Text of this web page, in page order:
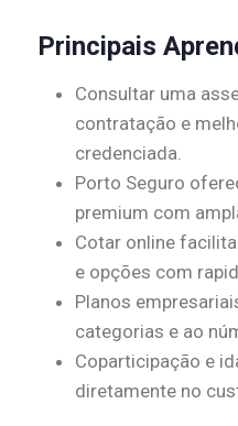
Principais
Consultar uma
contratação e
credenciada.
Porto Seguro
premium com
Cotar online
e opções com
Planos
categorias e ao
Coparticipação e
diretamente no